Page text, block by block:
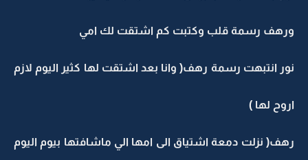
ورهف رسمة قلب وكتبت كم اشتقت لك امي
نور انتبهت رسمة رهف( وانا بعد اشتقت لها كثير اليوم لازم
اروح لها )
رهف( نزلت دمعة اشتياق الى امها الي ماشافتها بيوم اليوم